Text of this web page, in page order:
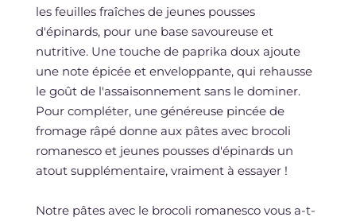
les feuilles fraîches de jeunes pousses
d'épinards, pour une base savoureuse et
nutritive. Une touche de paprika doux ajoute
une note épicée et enveloppante, qui rehausse
le goût de l'assaisonnement sans le dominer.
Pour compléter, une généreuse pincée de
fromage râpé donne aux pâtes avec brocoli
romanesco et jeunes pousses d'épinards un
atout supplémentaire, vraiment à essayer !
Notre pâtes avec le brocoli romanesco vous a-t-